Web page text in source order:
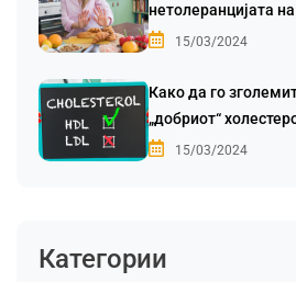
нетолеранцијата
15/03/2024
Како да го
„добриот“
15/03/2024
Категории